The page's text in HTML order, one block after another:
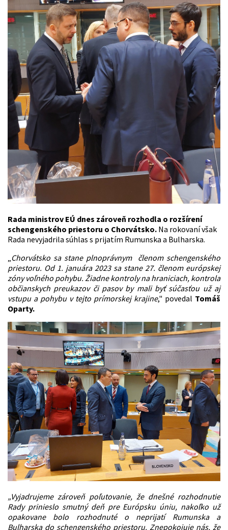
Rada ministrov EÚ dnes zároveň rozhodla o rozšírení
schengenského priestoru o Chorvátsko. Na rokovaní však
Rada nevyjadrila súhlas s prijatím Rumunska a Bulharska.
Chorvátsko sa stane plnoprávnym členom schengenského
priestoru. Od 1. januára 2023 sa stane 27. členom európskej
zóny voľného pohybu. Žiadne kontroly na hraniciach, kontrola
občianskych preukazov či pasov by mali byť súčasťou už aj
vstupu a pohybu v tejto prímorskej krajine," povedal Tomáš
Oparty.
„Vyjadrujeme zároveň poľutovanie, že dnešné rozhodnutie
Rady prinieslo smutný deň pre Európsku úniu, nakoľko už
opakovane bolo rozhodnuté o neprijatí Rumunska a
Bulharska do schengenského priestoru. Znepokojuje nás, že